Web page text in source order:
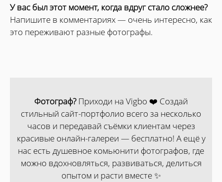
У вас был этот момент, когда вдруг стало сложнее?
Напишите в комментариях — очень интересно, как
это переживают разные фотографы.
Фотограф?Приходи на Vigbo ❤️ Создай
стильный сайт-портфолио всего за несколько
часов и передавай съёмки клиентам через
красивые онлайн-галереи — бесплатно! А ещё у
нас есть душевное комьюнити фотографов, где
можно вдохновляться, развиваться, делиться
опытом и расти вместе ✨